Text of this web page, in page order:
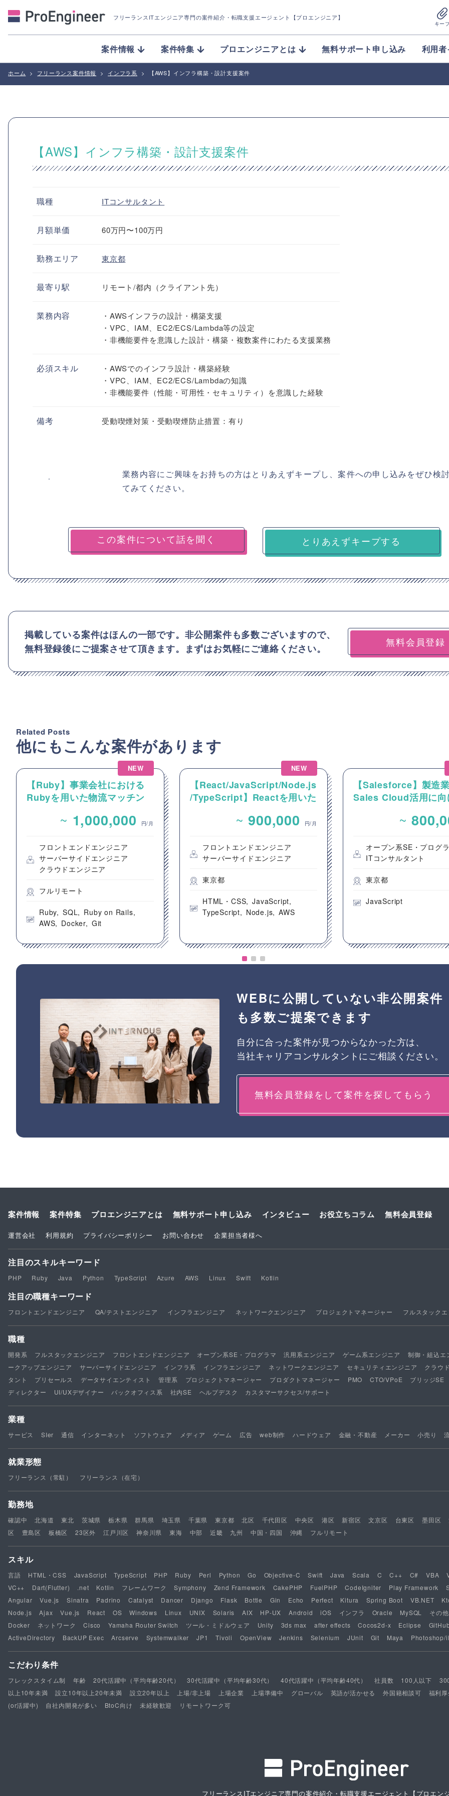
フリーランスITエンジニア専門の案件紹介 ・転職支援エージェント【プロエンジニア】
キー
案件情報 案件特集 プロエンジニアとは 無料サポート申し込み 利用
ホーム > フリーランス案件情報 > インフラ系 > 【AWS】インフラ構築・設計支援案件
【AWS】インフラ構築・設計支援案件
職種 ITコンサルタント
月額単価 60万円〜100万円
勤務エリア 東京都
最寄り駅 リモート/都内（クライアント先）
業務内容
・AWSインフラの設計・構築支援
・VPC、IAM、EC2/ECS/Lambda等の設定
・非機能要件を意識した設計・構築・複数案件にわたる支援業務
必須スキル
・AWSでのインフラ設計・構築経験
・VPC、IAM、EC2/ECS/Lambdaの知識
・非機能要件（性能・可用性・セキュリティ）を意識した経験
備考 受動喫煙対策・受動喫煙防止措置：有り
業務内容にご興味をお持ちの方はとりあえずキープし、案件への申し込みをぜひ検
てみてください。
とりあえずキープする
掲載している案件はほんの一部です。非公開案件も多数ございますので、
無料登録後にご提案させて頂きます。まずはお気軽にご連絡ください。
無料会員登録
Related Posts
他にもこんな案件があります
NEW
【Ruby】事業会社における
Rubyを用いた物流マッチン
エンドエンジニア募集
~ 1,000,000 円/月
フロントエンドエンジニア
サーバーサイドエンジニア
クラウドエンジニア
フルリモート
Ruby SQL
Ruby on Rails
AWS
Docker Git
NEW
【React/JavaScript/Node.js
/TypeScript】Reactを用いた
のフロントエンド開発案件
~ 900,000 円/月
フロントエンドエンジニア
サーバーサイドエンジニア
東京都
HTML・CSS
JavaScript
TypeScript
Node.js AWS
【Salesforce】製造
Sales Cloud活用に向
~
オープン系SE・プログ
ITコンサルタント
東京都
JavaScript
WEBに公開していない非公開案件
も多数ご提案できます
自分に合った案件が見つからなかった方は、
当社キャリアコンサルタントにご相談ください。
無料会員登録をして案件を探してもらう
案件情報 案件特集 プロエンジニアとは 無料サポート申し込み インタビュー お役立ちコラム 無料会員登録
運営会社 利用規約 プライバシーポリシー お問い合わせ 企業担当者様へ
注目のスキルキーワード
PHP Ruby Java Python TypeScript Azure AWS Linux Swift Kotlin
注目の職種キーワード
フロントエンドエンジニア QA/テストエンジニア インフラエンジニア ネットワークエンジニア プロジェクトマネージャー フルスタック
職種
開発系 フルスタックエンジニア フロントエンドエンジニア オープン系SE・プログラマ 汎用系エンジニア ゲーム系エンジニア
制御・組込エ
ークアップエンジニア
サーバーサイドエンジニア インフラ系 インフラエンジニア ネットワークエンジニア セキュリティエンジニア
クラウ
タント
プリセールス データサイエンティスト 管理系 プロジェクトマネージャー プロダクトマネージャー PMO CTO/VPoE
ブリッジSE
ディレクター
UI/UXデザイナー バックオフィス系 社内SE ヘルプデスク カスタマーサクセス/サポート
業種
サービス SIer 通信 インターネット ソフトウェア メディア ゲーム 広告 web制作 ハードウェア 金融・不動産 メーカー 小売り
就業形態
フリーランス（常駐） フリーランス（在宅）
勤務地
確認中 北海道 東北 茨城県 栃木県 群馬県 埼玉県 千葉県 東京都 北区 千代田区 中央区 港区 新宿区 文京区 台東区 墨田区
区
豊島区 板橋区 23区外 江戸川区 神奈川県 東海 中部 近畿 九州 中国・四国 沖縄 フルリモート
スキル
言語 HTML・CSS JavaScript TypeScript PHP Ruby Perl Python Go Objective-C Swift Java Scala C C++ C# VBA
VC++
Dart(Flutter) .net Kotlin フレームワーク Symphony Zend Framework CakePHP FuelPHP CodeIgniter Play Framework
Angular
Vue.js Sinatra Padrino Catalyst Dancer Django Flask Bottle Gin Echo Perfect Kitura Spring Boot VB.NET
Node.js
Ajax Vue.js React OS Windows Linux UNIX Solaris AIX HP-UX Android iOS インフラ Oracle MySQL
その他
Docker
ネットワーク Cisco Yamaha Router Switch ツール・ミドルウェア Unity 3ds max after effects Cocos2d-x Eclipse
ActiveDirectory
BackUP Exec Arcserve Systemwalker JP1 Tivoli OpenView Jenkins Selenium JUnit Git Maya Photoshop/
こだわり条件
フレックスタイム制 年齢 20代活躍中（平均年齢20代） 30代活躍中（平均年齢30代） 40代活躍中（平均年齢40代） 社員数 100人以下
以上10年未満
設立10年以上20年未満 設立20年以上 上場/非上場 上場企業 上場準備中 グローバル 英語が活かせる 外国籍相談可
福利
(or活躍中)
自社内開発が多い BtoC向け 未経験歓迎 リモートワーク可
フリーランスITエンジニア専門の案件紹介・転職支援エージェント 【プロエン